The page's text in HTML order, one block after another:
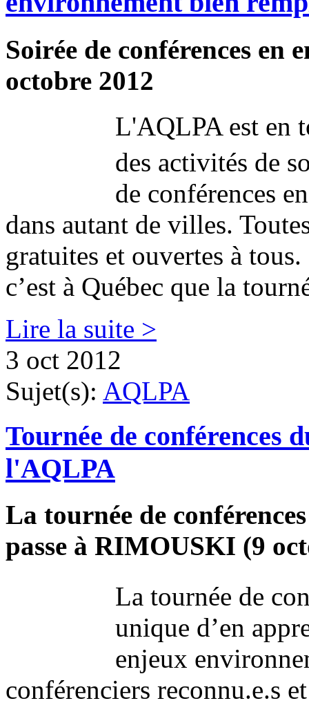
Soirée de conférences en
octobre 2012
L'AQLPA est en
des activités de
de conférences
dans autant de villes.
gratuites et ouvertes à
c’est à Québec que la
Lire la suite >
3 oct 2012
Sujet(s): AQLPA
Tournée de conférences
l'AQLPA
La tournée de
passe à RIMOUSKI (9
La tournée de
unique d’en
enjeux
conférenciers reconnu.e.s